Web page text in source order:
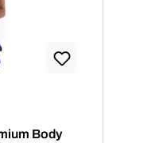
Body